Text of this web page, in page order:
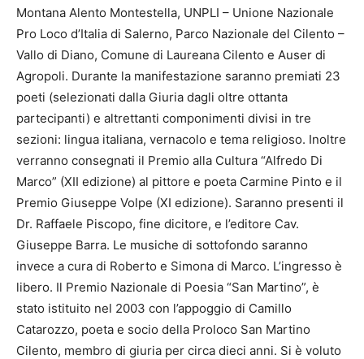
Montana Alento Montestella, UNPLI – Unione Nazionale
Pro Loco d’Italia di Salerno, Parco Nazionale del Cilento –
Vallo di Diano, Comune di Laureana Cilento e Auser di
Agropoli. Durante la manifestazione saranno premiati 23
poeti (selezionati dalla Giuria dagli oltre ottanta
partecipanti) e altrettanti componimenti divisi in tre
sezioni: lingua italiana, vernacolo e tema religioso. Inoltre
verranno consegnati il Premio alla Cultura “Alfredo Di
Marco” (XII edizione) al pittore e poeta Carmine Pinto e il
Premio Giuseppe Volpe (XI edizione). Saranno presenti il
Dr. Raffaele Piscopo, fine dicitore, e l’editore Cav.
Giuseppe Barra. Le musiche di sottofondo saranno
invece a cura di Roberto e Simona di Marco. L’ingresso è
libero. Il Premio Nazionale di Poesia “San Martino”, è
stato istituito nel 2003 con l’appoggio di Camillo
Catarozzo, poeta e socio della Proloco San Martino
Cilento, membro di giuria per circa dieci anni. Si è voluto